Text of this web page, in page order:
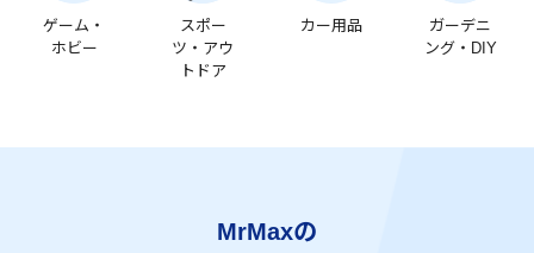
ゲーム・
ホビー
スポー
ツ・アウ
トドア
カー用品
ガーデニ
ング・DIY
MrMaxの